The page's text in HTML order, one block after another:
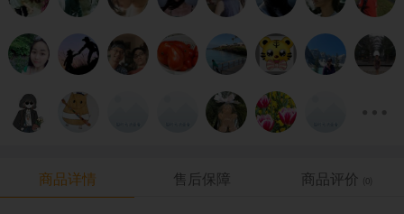
商品详情 售后保障 商品评价 (0)